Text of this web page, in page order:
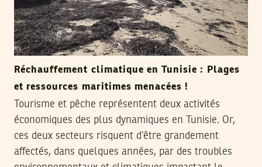
Réchauffement climatique en Tunisie : Plages
et ressources maritimes menacées !
Tourisme et pêche représentent deux activités
économiques des plus dynamiques en Tunisie. Or,
ces deux secteurs risquent d’être grandement
affectés, dans quelques années, par des troubles